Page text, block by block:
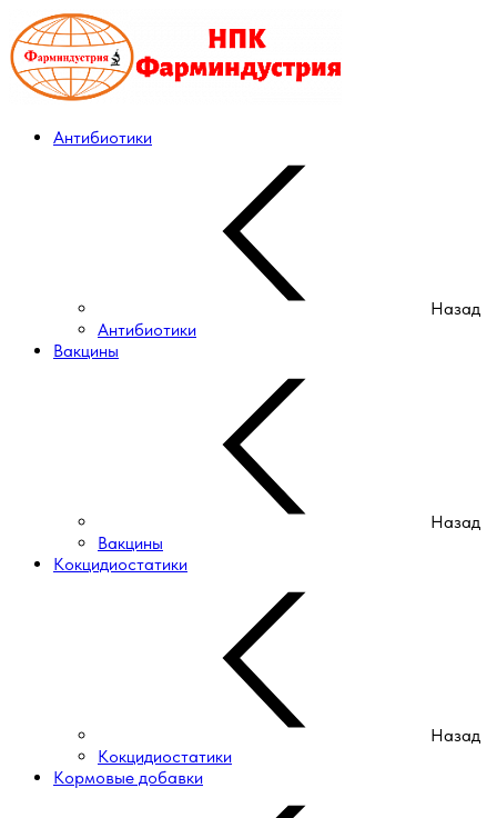
Антибиотики
Назад
Антибиотики
Вакцины
Назад
Вакцины
Кокцидиостатики
Назад
Кокцидиостатики
Кормовые добавки